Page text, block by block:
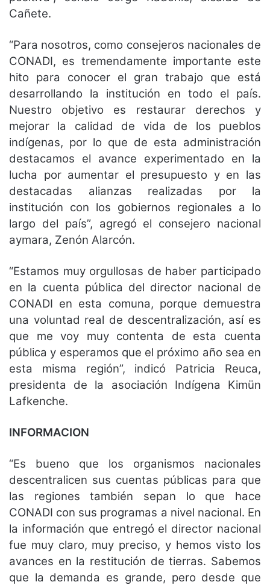
Cañete.
“Para nosotros, como consejeros nacionales de
CONADI, es tremendamente importante este
hito para conocer el gran trabajo que está
desarrollando la institución en todo el país.
Nuestro objetivo es restaurar derechos y
mejorar la calidad de vida de los pueblos
indígenas, por lo que de esta administración
destacamos el avance experimentado en la
lucha por aumentar el presupuesto y en las
destacadas alianzas realizadas por la
institución con los gobiernos regionales a lo
largo del país”, agregó el consejero nacional
aymara, Zenón Alarcón.
“Estamos muy orgullosas de haber participado
en la cuenta pública del director nacional de
CONADI en esta comuna, porque demuestra
una voluntad real de descentralización, así es
que me voy muy contenta de esta cuenta
pública y esperamos que el próximo año sea en
esta misma región”, indicó Patricia Reuca,
presidenta de la asociación Indígena Kimün
Lafkenche.
INFORMACION
“Es bueno que los organismos nacionales
descentralicen sus cuentas públicas para que
las regiones también sepan lo que hace
CONADI con sus programas a nivel nacional. En
la información que entregó el director nacional
fue muy claro, muy preciso, y hemos visto los
avances en la restitución de tierras. Sabemos
que la demanda es grande, pero desde que